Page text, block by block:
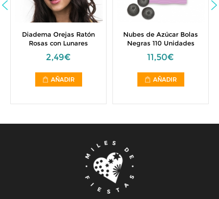
Diadema Orejas Ratón
Rosas con Lunares
2,49€
AÑADIR
Nubes de Azúcar Bolas
Negras 110 Unidades
11,50€
AÑADIR